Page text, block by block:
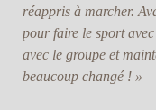
réappris à marcher.
pour faire le sport
avec le groupe et
beaucoup changé ! »